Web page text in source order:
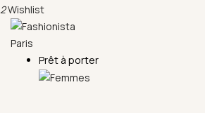
2Wishlist
Prêt à porter